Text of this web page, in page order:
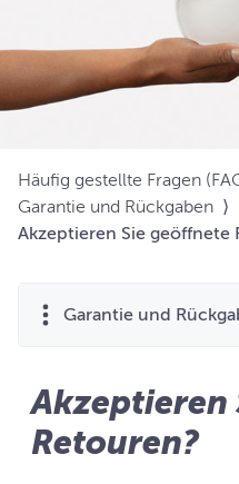
Häufig gestellte Fragen
Garantie und Rückgaben ⟩
Akzeptieren Sie geöffnete
Garantie und
Akzeptieren
Retouren?